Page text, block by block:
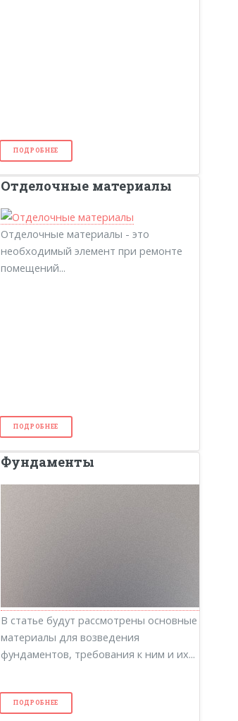
ПОДРОБНЕЕ
Отделочные материалы
Отделочные материалы - это
необходимый элемент при ремонте
помещений...
ПОДРОБНЕЕ
Фундаменты
В статье будут рассмотрены основные
материалы для возведения
фундаментов, требования к ним и их...
ПОДРОБНЕЕ